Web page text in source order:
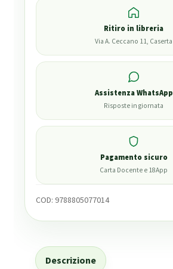
Ritiro in libreria
Via A. Ceccano 11, Caserta
Assistenza WhatsApp
Risposte in giornata
Pagamento sicuro
Carta Docente e 18App
COD: 9788805077014
Descrizione